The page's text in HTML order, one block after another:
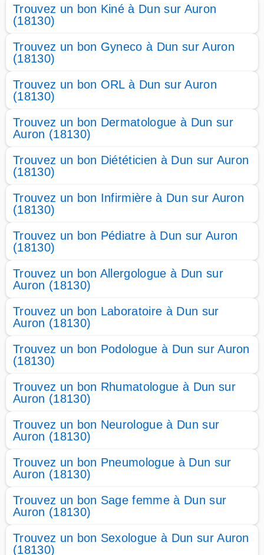
Trouvez un bon Kiné à Dun sur Auron
(18130)
Trouvez un bon Gyneco à Dun sur Auron
(18130)
Trouvez un bon ORL à Dun sur Auron
(18130)
Trouvez un bon Dermatologue à Dun sur
Auron (18130)
Trouvez un bon Diététicien à Dun sur Auron
(18130)
Trouvez un bon Infirmière à Dun sur Auron
(18130)
Trouvez un bon Pédiatre à Dun sur Auron
(18130)
Trouvez un bon Allergologue à Dun sur
Auron (18130)
Trouvez un bon Laboratoire à Dun sur
Auron (18130)
Trouvez un bon Podologue à Dun sur Auron
(18130)
Trouvez un bon Rhumatologue à Dun sur
Auron (18130)
Trouvez un bon Neurologue à Dun sur
Auron (18130)
Trouvez un bon Pneumologue à Dun sur
Auron (18130)
Trouvez un bon Sage femme à Dun sur
Auron (18130)
Trouvez un bon Sexologue à Dun sur Auron
(18130)